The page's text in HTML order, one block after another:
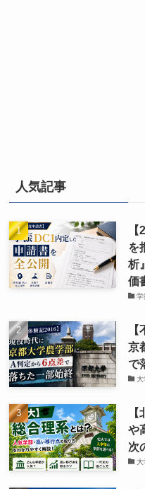
人気記事
を
析
価
学
京
で
大
や
次
大